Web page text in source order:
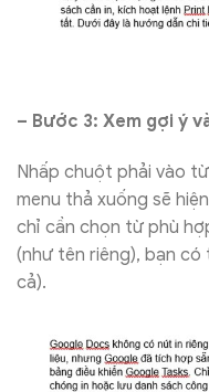
– Bước 3: Xem gợi ý
Nhấp chuột phải vào
menu thả xuống sẽ
chỉ cần chọn từ phù
(như tên riêng), bạn có
cả).